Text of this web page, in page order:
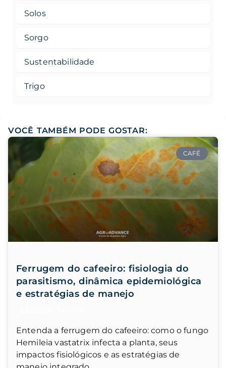
Solos
Sorgo
Sustentabilidade
Trigo
VOCÊ TAMBÉM PODE GOSTAR:
CAFÉ
Ferrugem do cafeeiro: fisiologia do
parasitismo, dinâmica epidemiológica
e estratégias de manejo
Entenda a ferrugem do cafeeiro: como o fungo
Hemileia vastatrix infecta a planta, seus
impactos fisiológicos e as estratégias de